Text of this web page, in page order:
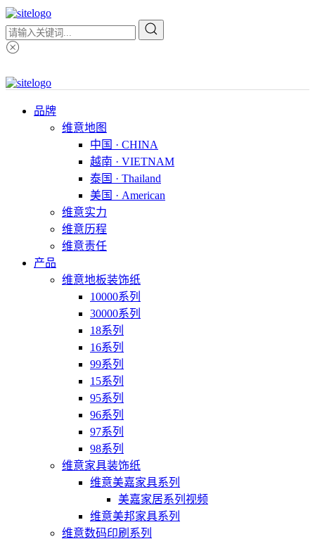
品牌
维意地图
中国 · CHINA
越南 · VIETNAM
泰国 · Thailand
美国 · American
维意实力
维意历程
维意责任
产品
维意地板装饰纸
10000系列
30000系列
18系列
16系列
99系列
15系列
95系列
96系列
97系列
98系列
维意家具装饰纸
维意美嘉家具系列
美嘉家居系列视频
维意美邦家具系列
维意数码印刷系列